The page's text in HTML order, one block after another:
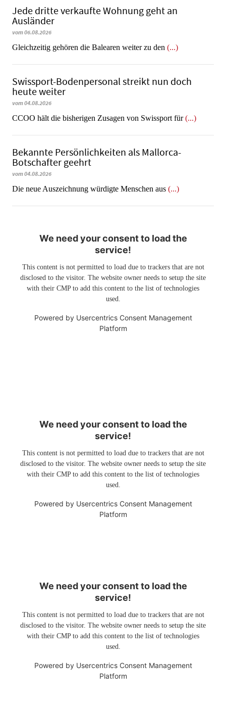
Jede dritte verkaufte Wohnung geht an
Ausländer
vom 06.08.2026
Gleichzeitig gehören die Balearen weiter zu den (...)
Swissport-Bodenpersonal streikt nun doch
heute weiter
vom 04.08.2026
CCOO hält die bisherigen Zusagen von Swissport für(...)
Bekannte Persönlichkeiten als Mallorca-
Botschafter geehrt
vom 04.08.2026
Die neue Auszeichnung würdigte Menschen aus (...)
We need your consent to load the
service!
This content is not permitted to load due to trackers that are not
disclosed to the visitor. The website owner needs to setup the site
with their CMP to add this content to the list of technologies
used.
Powered by Usercentrics Consent Management
Platform
We need your consent to load the
service!
This content is not permitted to load due to trackers that are not
disclosed to the visitor. The website owner needs to setup the site
with their CMP to add this content to the list of technologies
used.
Powered by Usercentrics Consent Management
Platform
We need your consent to load the
service!
This content is not permitted to load due to trackers that are not
disclosed to the visitor. The website owner needs to setup the site
with their CMP to add this content to the list of technologies
used.
Powered by Usercentrics Consent Management
Platform